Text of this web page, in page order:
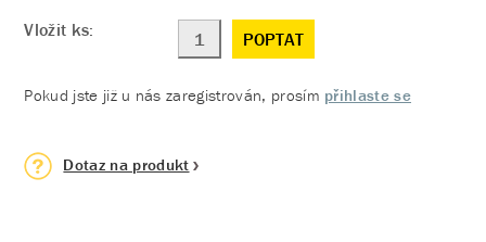
Vložit ks: POPTAT
Pokud jste již u nás zaregistrován, prosím přihlaste se
Dotaz na produkt